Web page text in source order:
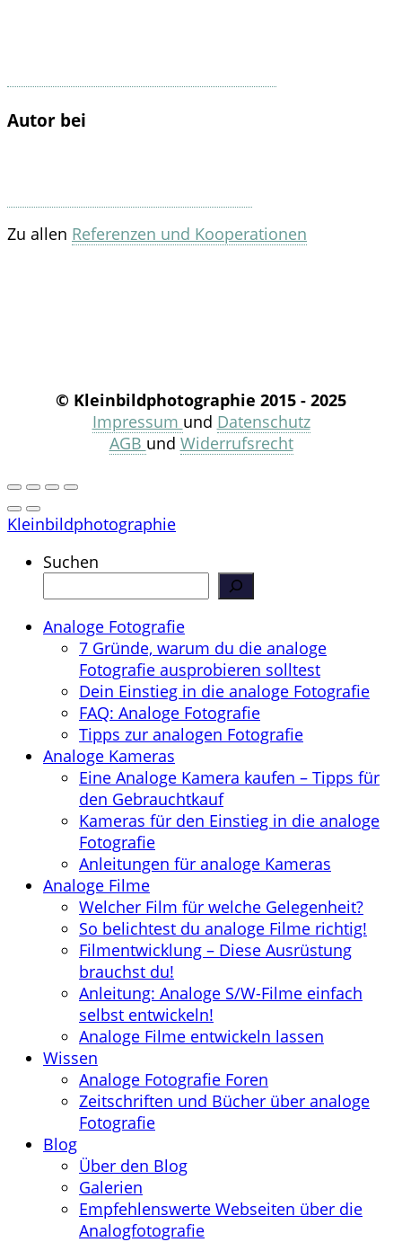
Autor bei
Zu allen Referenzen und Kooperationen
© Kleinbildphotographie 2015 - 2025
Impressum und Datenschutz
AGB und Widerrufsrecht
Kleinbildphotographie
Suchen
Analoge Fotografie
7 Gründe, warum du die analoge
Fotografie ausprobieren solltest
Dein Einstieg in die analoge Fotografie
FAQ: Analoge Fotografie
Tipps zur analogen Fotografie
Analoge Kameras
Eine Analoge Kamera kaufen – Tipps für
den Gebrauchtkauf
Kameras für den Einstieg in die analoge
Fotografie
Anleitungen für analoge Kameras
Analoge Filme
Welcher Film für welche Gelegenheit?
So belichtest du analoge Filme richtig!
Filmentwicklung – Diese Ausrüstung
brauchst du!
Anleitung: Analoge S/W-Filme einfach
selbst entwickeln!
Analoge Filme entwickeln lassen
Wissen
Analoge Fotografie Foren
Zeitschriften und Bücher über analoge
Fotografie
Blog
Über den Blog
Galerien
Empfehlenswerte Webseiten über die
Analogfotografie